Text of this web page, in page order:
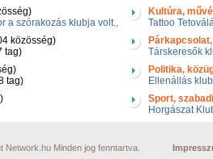
a szórakozás klubja volt.,
közösség)
tag)
tag)
Kultúra,
Tattoo
Társkeresők
Politika,
Ellenállás
Sport,
Horgászat
Network.hu Minden jog fenntartva.